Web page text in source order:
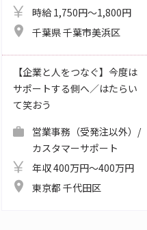
時給 1,750円～1,800円
千葉県 千葉市美浜区
【企業と人をつなぐ】今度は
サポートする側へ／はたらい
て笑おう
営業事務（受発注以外）/
カスタマーサポート
年収 400万円～400万円
東京都 千代田区